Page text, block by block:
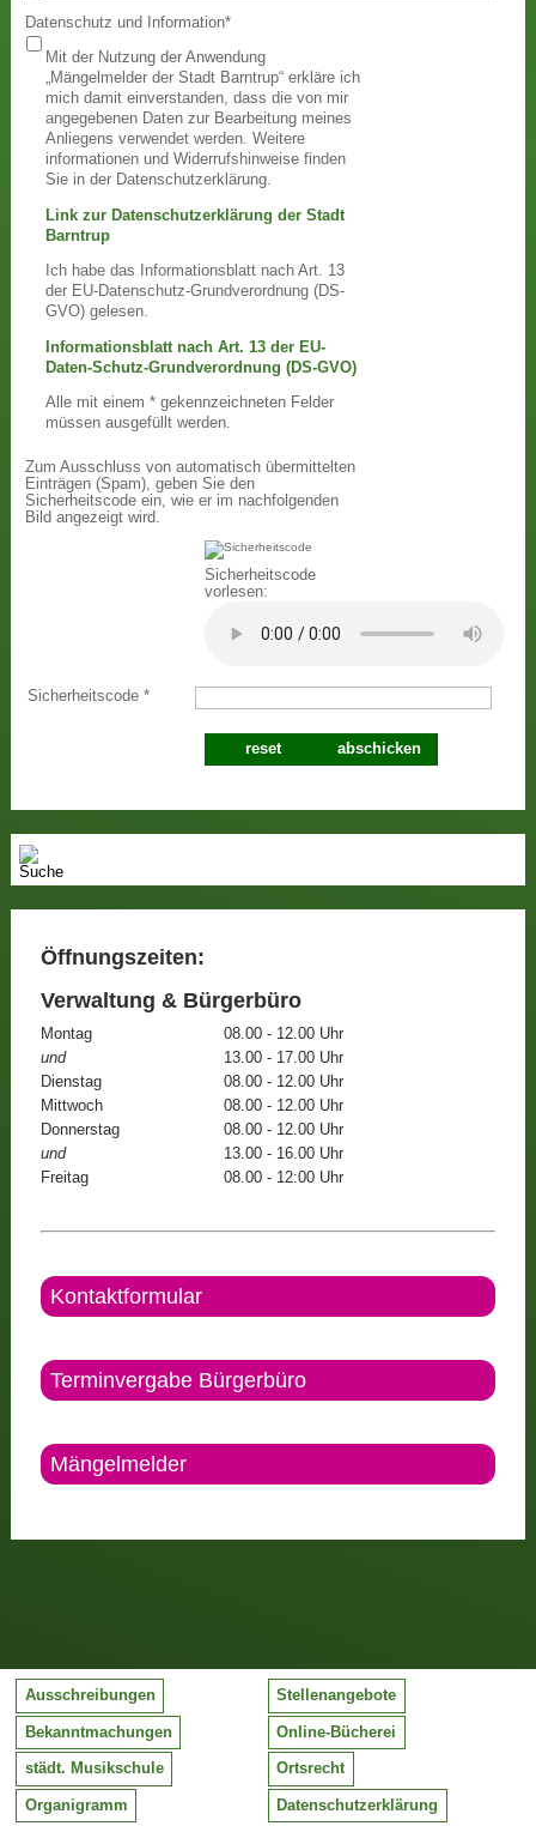
Datenschutz und Information*
Mit der Nutzung der Anwendung
„Mängelmelder der Stadt Barntrup“ erkläre ich
mich damit einverstanden, dass die von mir
angegebenen Daten zur Bearbeitung meines
Anliegens verwendet werden. Weitere
informationen und Widerrufshinweise finden
Sie in der Datenschutzerklärung.
Link zur Datenschutzerklärung der Stadt
Barntrup
Ich habe das Informationsblatt nach Art. 13
der EU-Datenschutz-Grundverordnung (DS-
GVO) gelesen.
Informationsblatt nach Art. 13 der EU-
Daten-Schutz-Grundverordnung (DS-GVO)
Alle mit einem * gekennzeichneten Felder
müssen ausgefüllt werden.
Zum Ausschluss von automatisch übermittelten
Einträgen (Spam), geben Sie den
Sicherheitscode ein, wie er im nachfolgenden
Bild angezeigt wird.
Sicherheitscode
vorlesen:
Sicherheitscode*
Öffnungszeiten:
Verwaltung & Bürgerbüro
Montag
08.00 - 12.00 Uhr
und
13.00 - 17.00 Uhr
Dienstag
08.00 - 12.00 Uhr
Mittwoch
08.00 - 12.00 Uhr
Donnerstag
08.00 - 12.00 Uhr
und
13.00 - 16.00 Uhr
Freitag
08.00 - 12:00 Uhr
Kontaktformular
Terminvergabe Bürgerbüro
Mängelmelder
Ausschreibungen Stellenangebote
Bekanntmachungen Online-Bücherei
städt. Musikschule Ortsrecht
Organigramm Datenschutzerklärung